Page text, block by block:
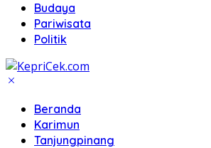
Budaya
Pariwisata
Politik
Beranda
Karimun
Tanjungpinang